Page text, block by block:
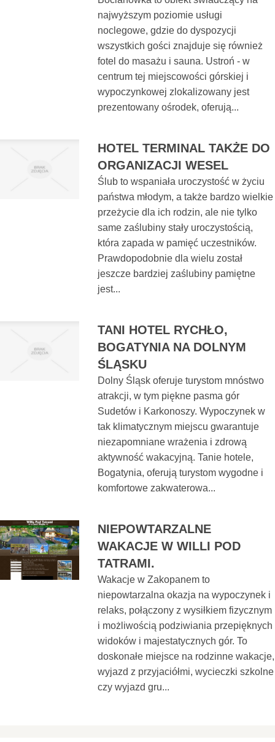
najwyższym poziomie usługi
noclegowe, gdzie do dyspozycji
wszystkich gości znajduje się również
fotel do masażu i sauna. Ustroń - w
centrum tej miejscowości górskiej i
wypoczynkowej zlokalizowany jest
prezentowany ośrodek, oferują...
HOTEL TERMINAL TAKŻE DO
ORGANIZACJI WESEL
Ślub to wspaniała uroczystość w życiu
państwa młodym, a także bardzo wielkie
przeżycie dla ich rodzin, ale nie tylko
same zaślubiny stały uroczystością,
która zapada w pamięć uczestników.
Prawdopodobnie dla wielu został
jeszcze bardziej zaślubiny pamiętne
jest...
TANI HOTEL RYCHŁO,
BOGATYNIA NA DOLNYM
ŚLĄSKU
Dolny Śląsk oferuje turystom mnóstwo
atrakcji, w tym piękne pasma gór
Sudetów i Karkonoszy. Wypoczynek w
tak klimatycznym miejscu gwarantuje
niezapomniane wrażenia i zdrową
aktywność wakacyjną. Tanie hotele,
Bogatynia, oferują turystom wygodne i
komfortowe zakwaterowa...
NIEPOWTARZALNE
WAKACJE W WILLI POD
TATRAMI.
Wakacje w Zakopanem to
niepowtarzalna okazja na wypoczynek i
relaks, połączony z wysiłkiem fizycznym
i możliwością podziwiania przepięknych
widoków i majestatycznych gór. To
doskonałe miejsce na rodzinne wakacje,
wyjazd z przyjaciółmi, wycieczki szkolne
czy wyjazd gru...